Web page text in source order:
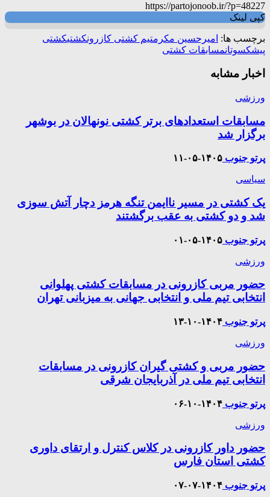
https://partojonoob.ir/?p=48227
کپی لینک
برچسب ها: امیرحسین مکرمتیم کشتی کازرونکشتیکشتی
پیشکسوتانمسابقات کشتی
اخبار مشابه
ورزشی
مسابقات استعدادهای برتر کشتی نونهالان در بوشهر
برگزار شد
پرتو جنوب ۱۴۰۵-۰۵-۱۱
سیاسی
یک کشتی در مسیر ناایمن تنگه هرمز دچار آتش سوزی
شد و دو کشتی به عقب برگشتند
پرتو جنوب ۱۴۰۵-۰۵-۰۱
ورزشی
حضور مربی کازرونی در مسابقات کشتی پهلوانی
انتخابی تیم ملی و انتخابی جهانی به میزبانی تهران
پرتو جنوب ۱۴۰۴-۱۰-۱۳
ورزشی
حضور مربی و کشتی گیران کازرونی در مسابقات
انتخابی تیم ملی در آذربایجان شرقی
پرتو جنوب ۱۴۰۴-۱۰-۰۶
ورزشی
حضور داور کازرونی در کلاس کنترل و ارتقای داوری
کشتی استان فارس
پرتو جنوب ۱۴۰۴-۰۷-۰۷